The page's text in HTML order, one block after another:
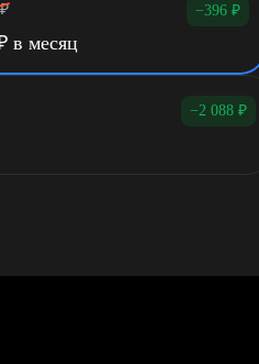
₽ −396 ₽
в месяц
−2 088 ₽